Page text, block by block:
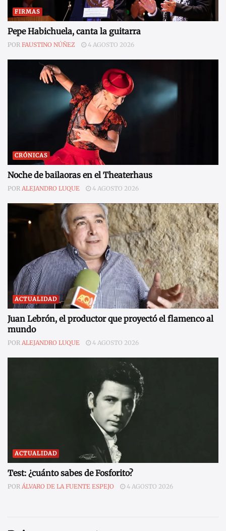
FIRMAS
Pepe Habichuela, canta la guitarra
POR FAUSTINO NÚÑEZ 4 AGOSTO 2026
CRÓNICAS
Noche de bailaoras en el Theaterhaus
POR ALEJANDRO LUQUE 4 AGOSTO 2026
ACTUALIDAD
Juan Lebrón, el productor que proyectó el flamenco al
mundo
POR ALEJANDRO LUQUE 4 AGOSTO 2026
ACTUALIDAD
Test: ¿cuánto sabes de Fosforito?
POR ÁLVARO DE LA FUENTE ESPEJO 4 AGOSTO 2026